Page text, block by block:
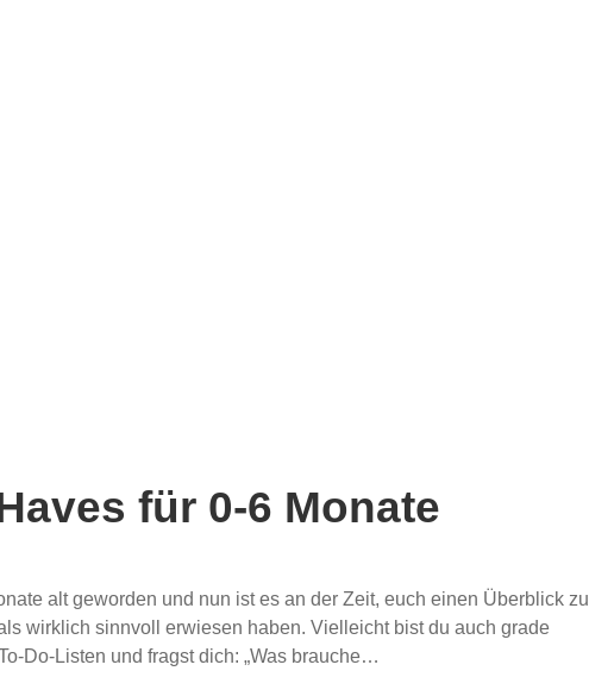
für 0-6 Monate
alt geworden und nun ist es an der Zeit, euch einen Überblick zu
wirklich sinnvoll erwiesen haben. Vielleicht bist du auch grade
Do-Listen und fragst dich: „Was brauche…